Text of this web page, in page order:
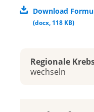
Download
(docx, 118 KB)
Regionale
wechseln